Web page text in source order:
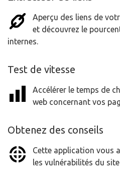
Aperçu des liens de
et découvrez le
internes.
Test de vitesse
Accélérer le temps de
web concernant vos
Obtenez des conseils
Cette application vous
les vulnérabilités du